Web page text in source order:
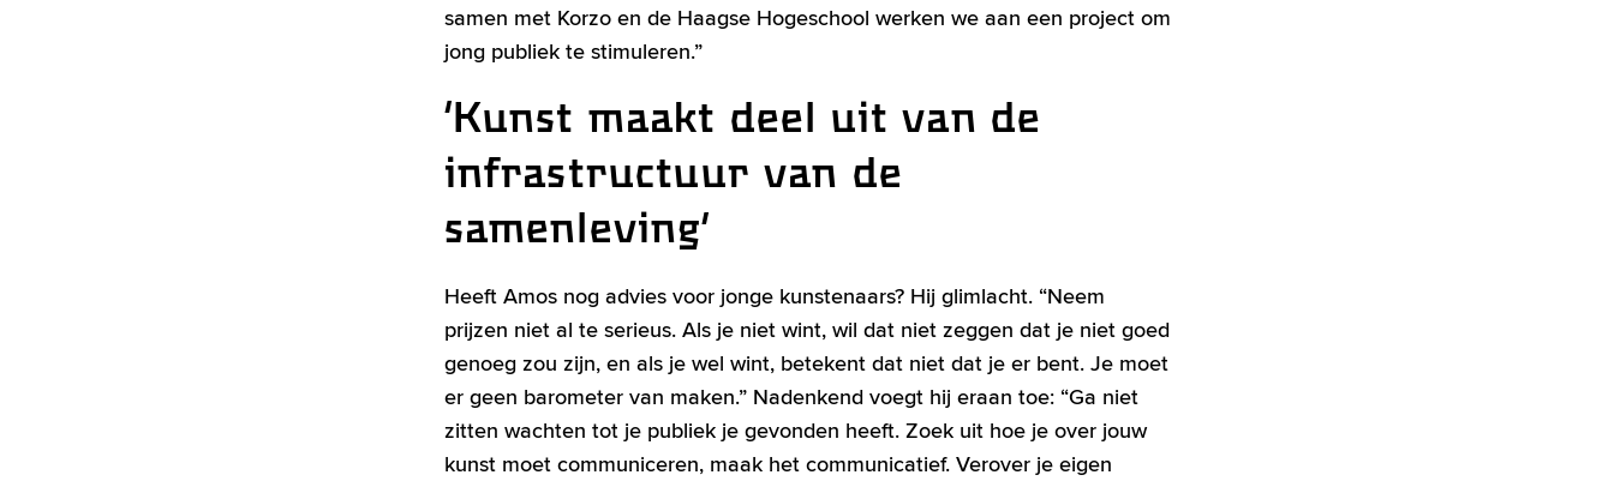
samen met Korzo en de Haagse Hogeschool werken we aan een project om
jong publiek te stimuleren.”
‘Kunst maakt deel uit van de
infrastructuur van de
samenleving’
Heeft Amos nog advies voor jonge kunstenaars? Hij glimlacht. “Neem
prijzen niet al te serieus. Als je niet wint, wil dat niet zeggen dat je niet goed
genoeg zou zijn, en als je wel wint, betekent dat niet dat je er bent. Je moet
er geen barometer van maken.” Nadenkend voegt hij eraan toe: “Ga niet
zitten wachten tot je publiek je gevonden heeft. Zoek uit hoe je over jouw
kunst moet communiceren, maak het communicatief. Verover je eigen